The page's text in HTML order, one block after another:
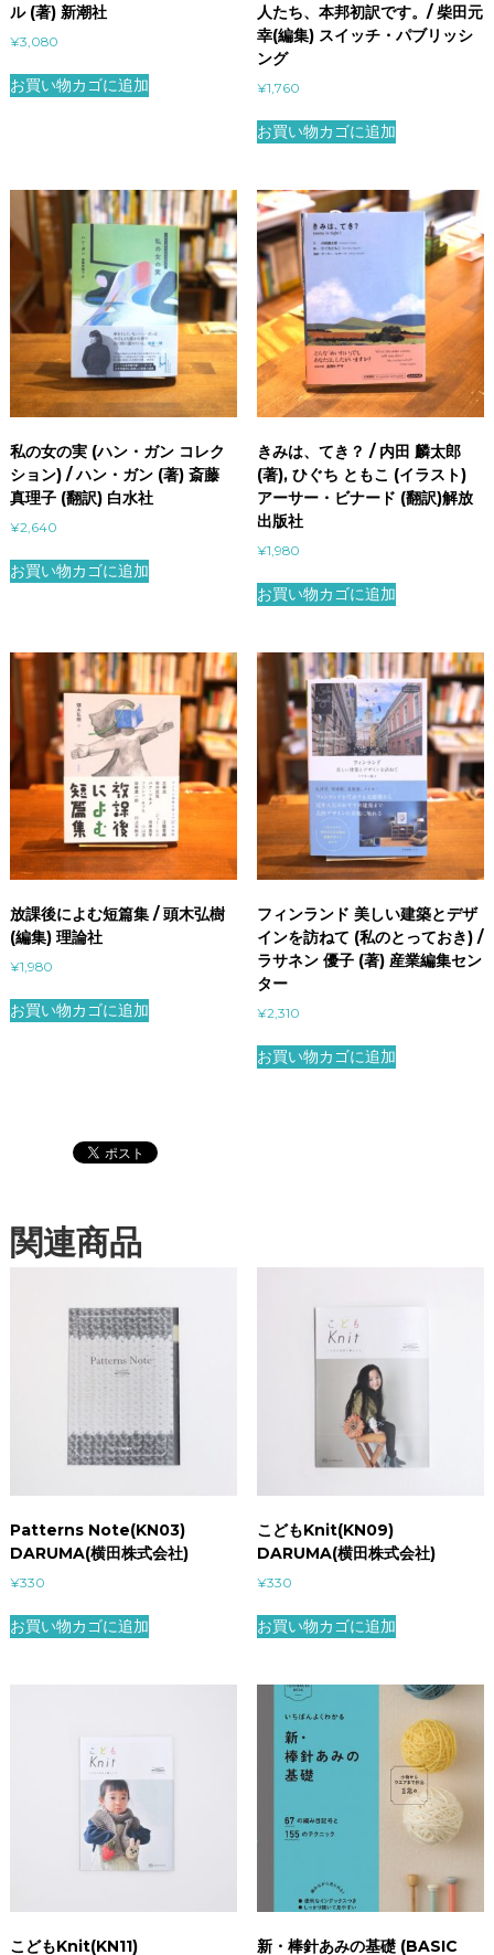
ル (著) 新潮社
¥3,080
お買い物カゴに追加
人たち、本邦初訳です。/ 柴田元
幸(編集) スイッチ・パブリッシ
ング
¥1,760
お買い物カゴに追加
私の女の実 (ハン・ガン コレク
ション) / ハン・ガン (著) 斎藤
真理子 (翻訳) 白水社
¥2,640
お買い物カゴに追加
きみは、てき？ / 内田 麟太郎
(著), ひぐち ともこ (イラスト)
アーサー・ビナード (翻訳)解放
出版社
¥1,980
お買い物カゴに追加
放課後によむ短篇集 / 頭木弘樹
(編集) 理論社
¥1,980
お買い物カゴに追加
フィンランド 美しい建築とデザ
インを訪ねて (私のとっておき) /
ラサネン 優子 (著) 産業編集セン
ター
¥2,310
お買い物カゴに追加
関連商品
Patterns Note(KN03)
DARUMA(横田株式会社)
¥330
お買い物カゴに追加
こどもKnit(KN09)
DARUMA(横田株式会社)
¥330
お買い物カゴに追加
こどもKnit(KN11) 新・棒針あみの基礎 (BASIC